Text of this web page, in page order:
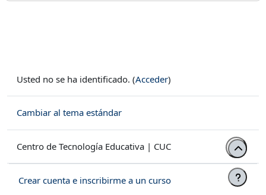
Usted no se ha identificado. (Acceder)
Cambiar al tema estándar
Centro de Tecnología Educativa | CUC
Crear cuenta e inscribirme a un curso